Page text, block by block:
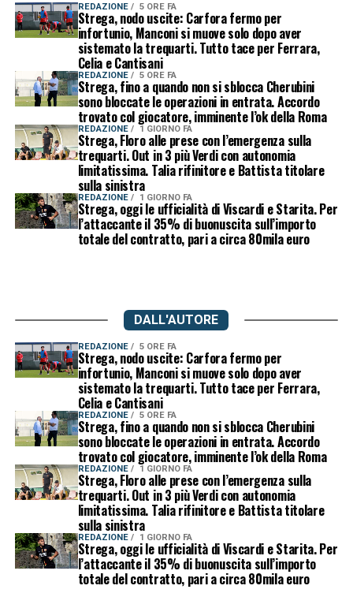
REDAZIONE 5 ORE FA
Strega, nodo uscite: Carfora fermo per
infortunio, Manconi si muove solo dopo aver
sistemato la trequarti. Tutto tace per Ferrara,
Celia e Cantisani
REDAZIONE 5 ORE FA
Strega, fino a quando non si sblocca Cherubini
sono bloccate le operazioni in entrata. Accordo
trovato col giocatore, imminente l’ok della Roma
REDAZIONE 1 GIORNO FA
Strega, Floro alle prese con l’emergenza sulla
trequarti. Out in 3 più Verdi con autonomia
limitatissima. Talia rifinitore e Battista titolare
sulla sinistra
REDAZIONE 1 GIORNO FA
Strega, oggi le ufficialità di Viscardi e Starita. Per
l’attaccante il 35% di buonuscita sull’importo
totale del contratto, pari a circa 80mila euro
DALL'AUTORE
REDAZIONE 5 ORE FA
Strega, nodo uscite: Carfora fermo per
infortunio, Manconi si muove solo dopo aver
sistemato la trequarti. Tutto tace per Ferrara,
Celia e Cantisani
REDAZIONE 5 ORE FA
Strega, fino a quando non si sblocca Cherubini
sono bloccate le operazioni in entrata. Accordo
trovato col giocatore, imminente l’ok della Roma
REDAZIONE 1 GIORNO FA
Strega, Floro alle prese con l’emergenza sulla
trequarti. Out in 3 più Verdi con autonomia
limitatissima. Talia rifinitore e Battista titolare
sulla sinistra
REDAZIONE 1 GIORNO FA
Strega, oggi le ufficialità di Viscardi e Starita. Per
l’attaccante il 35% di buonuscita sull’importo
totale del contratto, pari a circa 80mila euro